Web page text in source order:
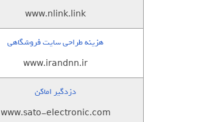
www.nlink.link
هزینه طراحی سایت فروشگاهی
www.irandnn.ir
دزدگیر اماکن
www.sato-electronic.com